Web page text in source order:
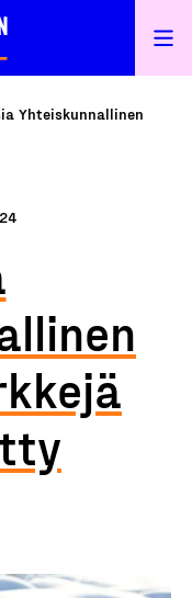
Yhteiskunnallinen